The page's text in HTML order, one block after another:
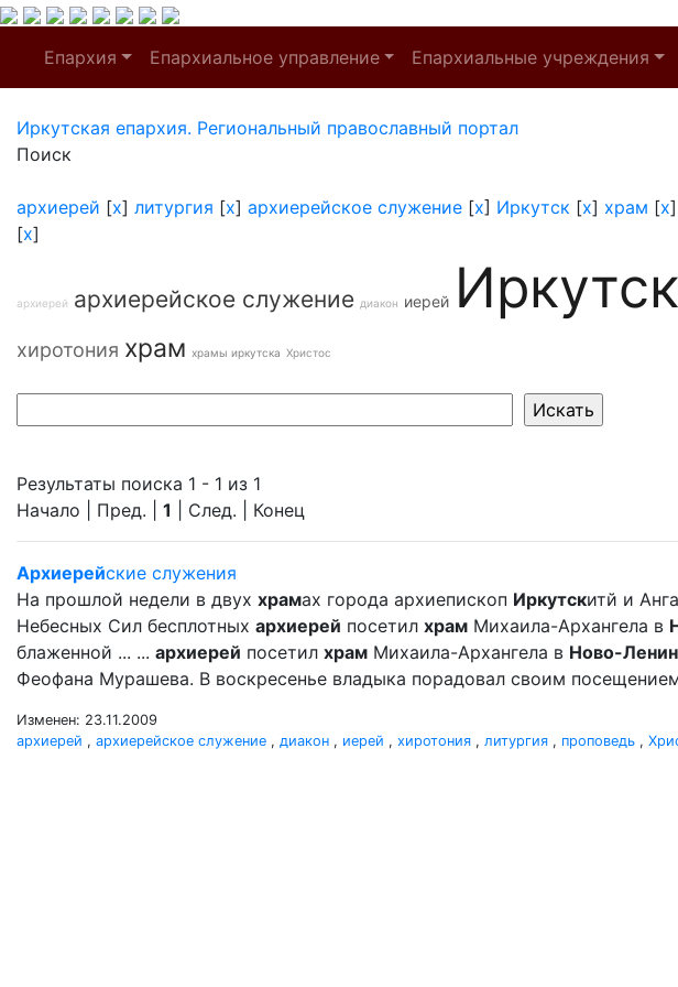
Епархия Епархиальное управление Епархиальные учреждения
Иркутская епархия. Региональный православный портал
Поиск
архиерей [x] литургия [x] архиерейское служение [x] Иркутск [x] храм [x]
[x]
архиерей архиерейское служение диакон иерей Иркутск
хиротония храм храмы иркутска Христос
Результаты поиска 1 - 1 из 1
Начало | Пред. | 1 | След. | Конец
Архиерейские служения
На прошлой недели в двух храмах города архиепископ Иркутскитй и
Небесных Сил бесплотных архиерей посетил храм Михаила-Архангела в
блаженной ... ... архиерей посетил храм Михаила-Архангела в Ново-
Феофана Мурашева. В воскресенье владыка порадовал своим
Изменен: 23.11.2009
архиерей , архиерейское служение , диакон , иерей , хиротония , литургия , проповедь ,